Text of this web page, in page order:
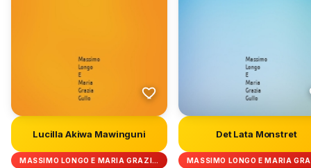
Lucilla Akiwa Mawinguni
MASSIMO LONGO E MARIA GRAZI…
Det Lata Monstret
MASSIMO LONGO E MARIA